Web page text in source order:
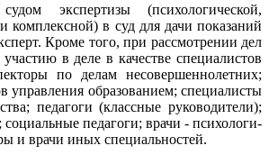
экспертизы (психологической,
комплексной) в суд для дачи показаний
Кроме того, при рассмотрении дел
в деле в качестве специалистов
по делам несовершеннолетних;
управления образованием; специалисты
педагоги (классные руководители);
социальные педагоги; врачи - психологи-
и врачи иных специальностей.